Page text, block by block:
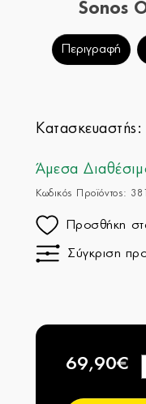
Sonos
Περιγραφή
Άμεσα
Κωδικός Προϊόντος:
Προσθήκη
Σύγκριση
69,90€